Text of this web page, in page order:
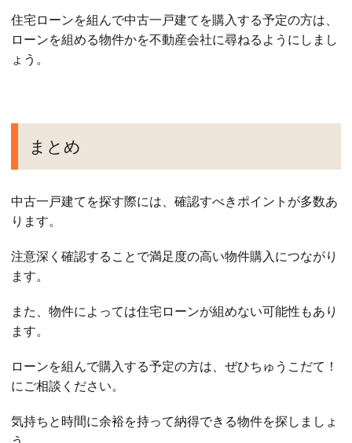
住宅ローンを組んで中古一戸建てを購入する予定の方は、
ローンを組める物件かを不動産会社に尋ねるようにしまし
ょう。
まとめ
中古一戸建てを探す際には、確認すべきポイントが多数あ
ります。
注意深く確認することで満足度の高い物件購入につながり
ます。
また、物件によっては住宅ローンが組めない可能性もあり
ます。
ローンを組んで購入する予定の方は、ぜひちゅうこだて！
にご相談ください。
気持ちと時間に余裕を持って納得できる物件を探しましょ